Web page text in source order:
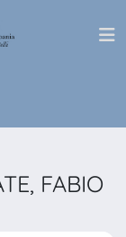
FABIO